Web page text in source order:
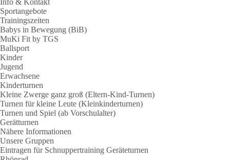
Info & Kontakt
Sportangebote
Trainingszeiten
Babys in Bewegung (BiB)
MuKi Fit by TGS
Ballsport
Kinder
Jugend
Erwachsene
Kinderturnen
Kleine Zwerge ganz groß (Eltern-Kind-Turnen)
Turnen für kleine Leute (Kleinkinderturnen)
Turnen und Spiel (ab Vorschulalter)
Gerätturnen
Nähere Informationen
Unsere Gruppen
Eintragen für Schnuppertraining Geräteturnen